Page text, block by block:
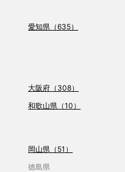
愛知県（635）
大阪府（308）
和歌山県（10）
岡山県（51）
徳島県